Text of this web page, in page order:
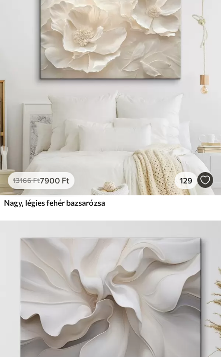
13166Ft7900 Ft 129
Nagy, légies fehér bazsarózsa